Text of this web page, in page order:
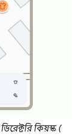
কিয়স্ক (